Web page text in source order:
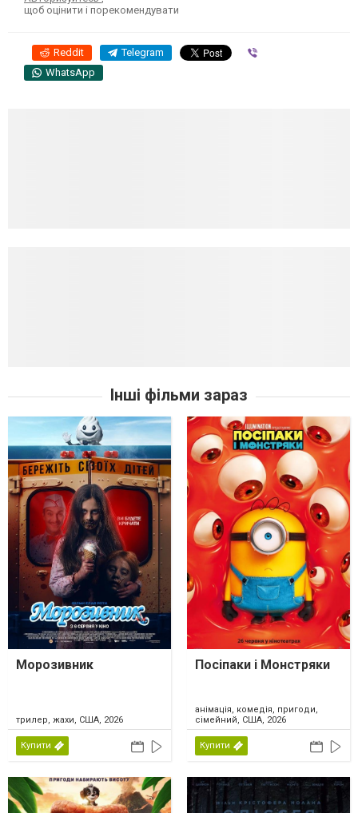
щоб оцінити і порекомендувати
Reddit Telegram
WhatsApp
Інші фільми зараз
Морозивник
трилер, жахи, США, 2026
Купити
Посіпаки і Монстряки
анімація, комедія, пригоди,
сімейний, США, 2026
Купити